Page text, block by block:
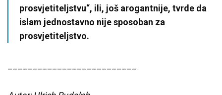
prosvjetiteljstvu“, ili, još arogantnije, tvrde da
islam jednostavno nije sposoban za
prosvjetiteljstvo.